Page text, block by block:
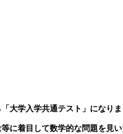
大学入学共通テスト」になりま
に着目して数学的な問題を見